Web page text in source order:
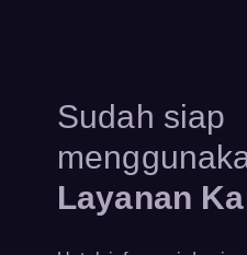
Sudah siap
Layanan